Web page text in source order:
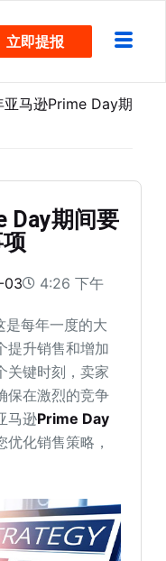
立即提报
马逊Prime Day期
Day期间要
03 4:26 下午
每年一度的大
提升销售和增加
关键时刻，卖家
保在激烈的竞争
马逊Prime Day
化销售策略，